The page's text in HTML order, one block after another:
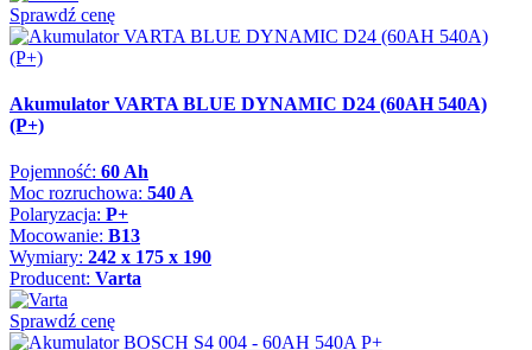
Sprawdź cenę
Akumulator VARTA BLUE DYNAMIC D24 (60AH 540A)
(P+)
Pojemność: 60 Ah
Moc rozruchowa: 540 A
Polaryzacja: P+
Mocowanie: B13
Wymiary: 242 x 175 x 190
Producent: Varta
Sprawdź cenę